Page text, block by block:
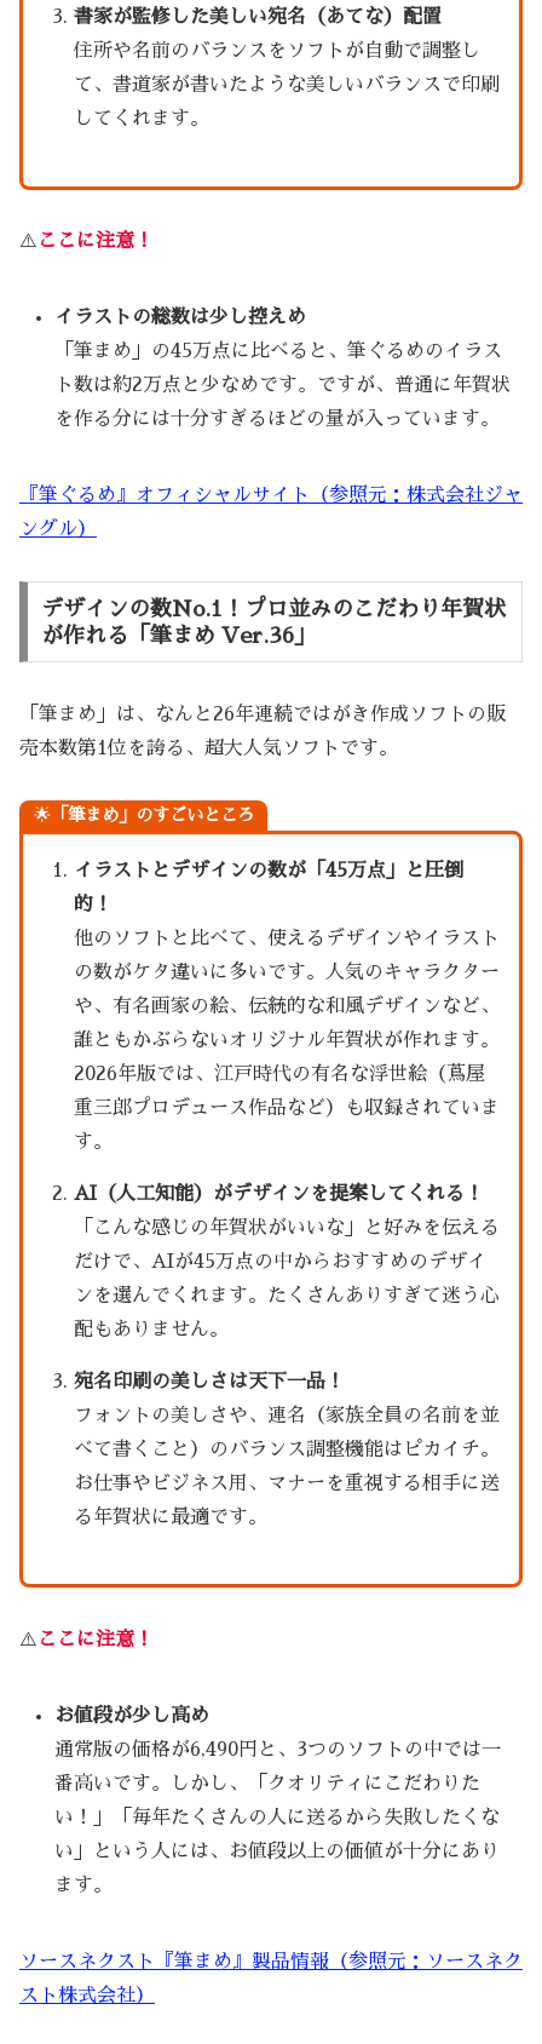
書家が監修した美しい宛名（あてな）配置
住所や名前のバランスをソフトが自動で調整し
て、書道家が書いたような美しいバランスで印刷
してくれます。
⚠️ ここに注意！
イラストの総数は少し控えめ
「筆まめ」の45万点に比べると、筆ぐるめのイラス
ト数は約2万点と少なめです。ですが、普通に年賀状
を作る分には十分すぎるほどの量が入っています。
『筆ぐるめ』オフィシャルサイト（参照元：株式会社ジャ
ングル）
デザインの数No.1！プロ並みのこだわり年賀状
が作れる「筆まめ Ver.36」
「筆まめ」は、なんと26年連続ではがき作成ソフトの販
売本数第1位を誇る、超大人気ソフトです。
🌟「筆まめ」のすごいところ
イラストとデザインの数が「45万点」と圧倒
的！
他のソフトと比べて、使えるデザインやイラスト
の数がケタ違いに多いです。人気のキャラクター
や、有名画家の絵、伝統的な和風デザインなど、
誰ともかぶらないオリジナル年賀状が作れます。
2026年版では、江戸時代の有名な浮世絵（蔦屋
重三郎プロデュース作品など）も収録されていま
す。
AI（人工知能）がデザインを提案してくれる！
「こんな感じの年賀状がいいな」と好みを伝える
だけで、AIが45万点の中からおすすめのデザイ
ンを選んでくれます。たくさんありすぎて迷う心
配もありません。
宛名印刷の美しさは天下一品！
フォントの美しさや、連名（家族全員の名前を並
べて書くこと）のバランス調整機能はピカイチ。
お仕事やビジネス用、マナーを重視する相手に送
る年賀状に最適です。
⚠️ ここに注意！
お値段が少し高め
通常版の価格が6,490円と、3つのソフトの中では一
番高いです。しかし、「クオリティにこだわりた
い！」「毎年たくさんの人に送るから失敗したくな
い」という人には、お値段以上の価値が十分にあり
ます。
ソースネクスト『筆まめ』製品情報（参照元：ソースネク
スト株式会社）